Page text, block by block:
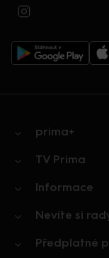
prima+
TV Prima
Informace
Nevíte si
Předplatné